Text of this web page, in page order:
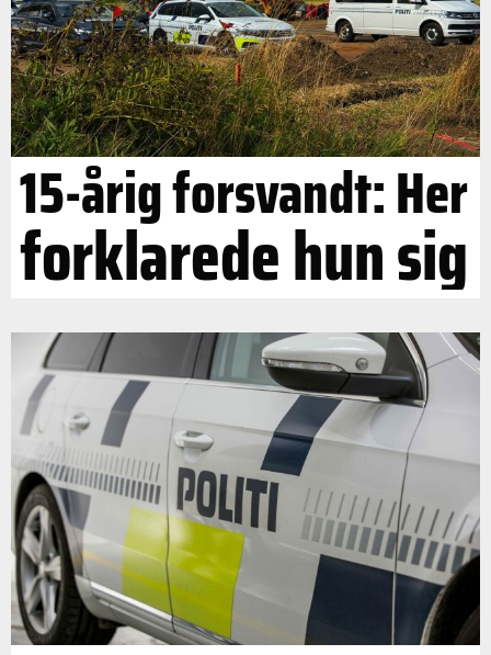
15-årig forsvandt: Her
forklarede hun sig